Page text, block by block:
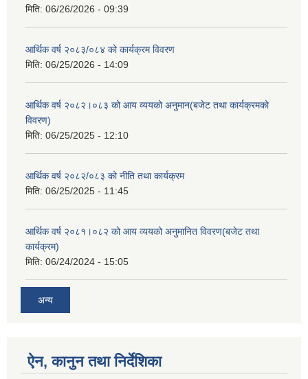
मिति: 06/26/2026 - 09:39
आर्थिक वर्ष २०८३/०८४ को कार्यक्रम विवरण
मिति: 06/25/2026 - 14:09
आर्थिक वर्ष २०८२।०८३ को आय व्ययको अनुमान(बजेट तथा कार्यक्रमको
विवरण)
मिति: 06/25/2025 - 12:10
आर्थिक वर्ष २०८२/०८३ को नीति तथा कार्यक्रम
मिति: 06/25/2025 - 11:45
आर्थिक वर्ष २०८१।०८२ को आय व्ययको अनुमानित विवरण(बजेट तथा
कार्यक्रम)
मिति: 06/24/2024 - 15:05
अन्य
ऐन, कानुन तथा निर्देशिका